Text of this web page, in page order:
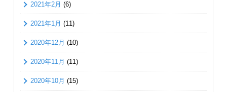
2021年2月 (6)
2021年1月 (11)
2020年12月 (10)
2020年11月 (11)
2020年10月 (15)